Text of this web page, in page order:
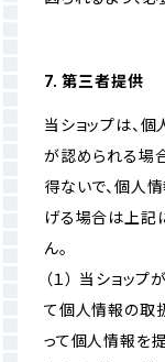
7. 第三者提供
当ショップは、
が認められる場
得ないで、個人
げる場合は上記
ん。
（１） 当ショッ
て個人情報の取
って個人情報を